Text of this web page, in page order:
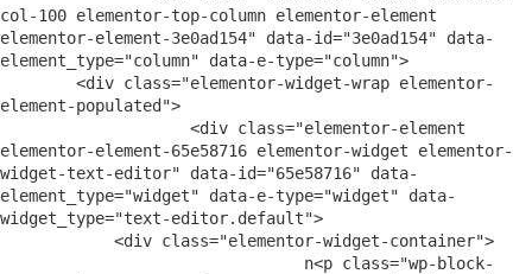
col-100 elementor-top-column elementor-element
elementor-element-3e0ad154" data-id="3e0ad154" data-
element_type="column" data-e-type="column">
element-populated">
elementor-element-65e58716 elementor-widget elementor-
widget-text-editor" data-id="65e58716" data-
element_type="widget" data-e-type="widget" data-
widget_type="text-editor.default">